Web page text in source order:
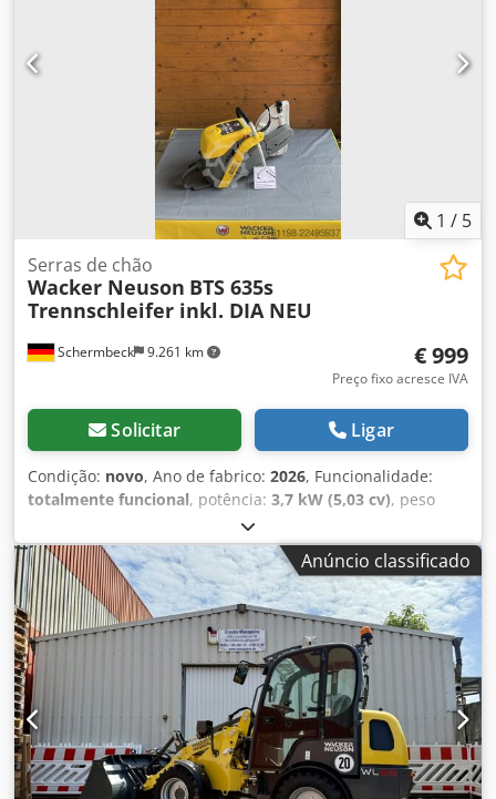
1 / 5
Schermbeck 9.261 km
Serras de chão
Wacker Neuson BTS 635s
Trennschleifer inkl. DIA NEU
€ 999
Preço fixo acresce IVA
Solicitar Ligar
Condição: novo, Ano de fabrico: 2026, Funcionalidade:
totalmente funcional, potência: 3,7 kW (5,03 cv), peso
, Wacker Neuson BTS 635s Serra de Corte, incl.
disco de 350mm NOVO Wacker Neuson BTS 635s Serra de
Corte / Serra de Juntas – NOVO | Profundidade de corte
128 mm | Disco de 350 mm | Motor a gasolina 2 tempos
Número do artigo: 5100005408 Dados técnicos: Fabricante:
Wacker Neuson Modelo: BTS 635s Estado: NOVO Peso
operacional: 11,6 kg Diâmetro do disco: 350 mm Furo do
disco: 25,4 mm Profundidade máx. de corte: 128 mm
Motor: Motor a gasolina 2 tempos Potência do motor: 3,7
kW Combustível: Gasolina Sistema de partida: Manual com
corda Acessórios: Disco de corte DIA de 350 mm Destaques
& Equipamento: - Serra de corte compacta para cortes
Anúncio classificado